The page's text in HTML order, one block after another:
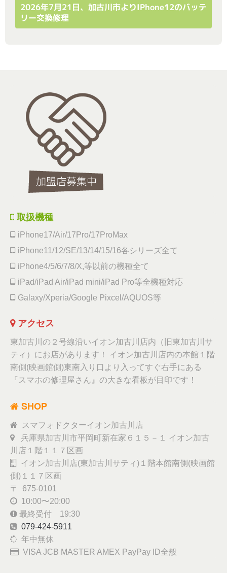
2026年7月21日、加古川市よりiPhone12のバッテ
リー交換修理
取扱機種
iPhone17/Air/17Pro/17ProMax
iPhone11/12/SE/13/14/15/16各シリーズ全て
iPhone4/5/6/7/8/X,等以前の機種全て
iPad/iPad Air/iPad mini/iPad Pro等全機種対応
Galaxy/Xperia/Google Pixcel/AQUOS等
アクセス
東加古川の２号線沿いイオン加古川店内（旧東加古川サ
ティ）にお店があります！ イオン加古川店内の本館１階
南側(映画館側)東南入り口より入ってすぐ右手にある
『スマホの修理屋さん』の大きな看板が目印です！
SHOP
スマフォドクターイオン加古川店
兵庫県加古川市平岡町新在家６１５－１ イオン加古
川店１階１１７区画
イオン加古川店(東加古川サティ)１階本館南側(映画館
側)１１７区画
〒 675-0101
10:00〜20:00
最終受付 19:30
079-424-5911
年中無休
VISA JCB MASTER AMEX PayPay ID全般